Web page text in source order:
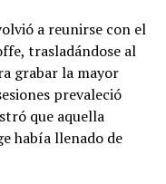
a reunirse con el
trasladándose al
grabar la mayor
prevaleció
que aquella
había llenado de